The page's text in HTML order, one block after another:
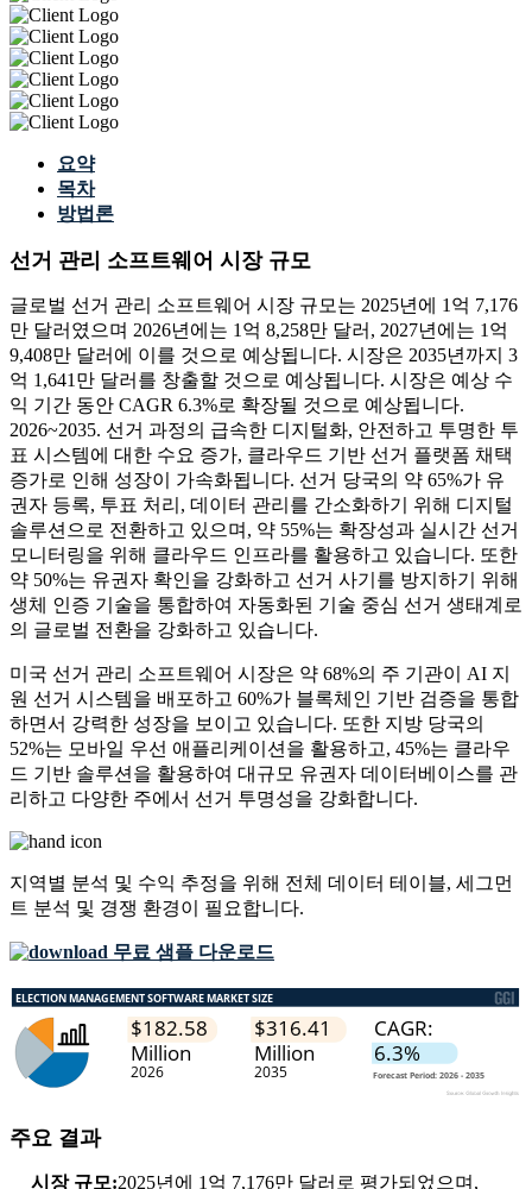
요약
목차
방법론
선거 관리 소프트웨어 시장 규모
글로벌 선거 관리 소프트웨어 시장 규모는 2025년에 1억 7,176
만 달러였으며 2026년에는 1억 8,258만 달러, 2027년에는 1억
9,408만 달러에 이를 것으로 예상됩니다. 시장은 2035년까지 3
억 1,641만 달러를 창출할 것으로 예상됩니다. 시장은 예상 수
익 기간 동안 CAGR 6.3%로 확장될 것으로 예상됩니다.
2026~2035. 선거 과정의 급속한 디지털화, 안전하고 투명한 투
표 시스템에 대한 수요 증가, 클라우드 기반 선거 플랫폼 채택
증가로 인해 성장이 가속화됩니다. 선거 당국의 약 65%가 유
권자 등록, 투표 처리, 데이터 관리를 간소화하기 위해 디지털
솔루션으로 전환하고 있으며, 약 55%는 확장성과 실시간 선거
모니터링을 위해 클라우드 인프라를 활용하고 있습니다. 또한
약 50%는 유권자 확인을 강화하고 선거 사기를 방지하기 위해
생체 인증 기술을 통합하여 자동화된 기술 중심 선거 생태계로
의 글로벌 전환을 강화하고 있습니다.
미국 선거 관리 소프트웨어 시장은 약 68%의 주 기관이 AI 지
원 선거 시스템을 배포하고 60%가 블록체인 기반 검증을 통합
하면서 강력한 성장을 보이고 있습니다. 또한 지방 당국의
52%는 모바일 우선 애플리케이션을 활용하고, 45%는 클라우
드 기반 솔루션을 활용하여 대규모 유권자 데이터베이스를 관
리하고 다양한 주에서 선거 투명성을 강화합니다.
지역별 분석 및 수익 추정을 위해 전체 데이터 테이블, 세그먼
트 분석 및 경쟁 환경이 필요합니다.
무료 샘플 다운로드
주요 결과
시장 규모:2025년에 1억 7,176만 달러로 평가되었으며,